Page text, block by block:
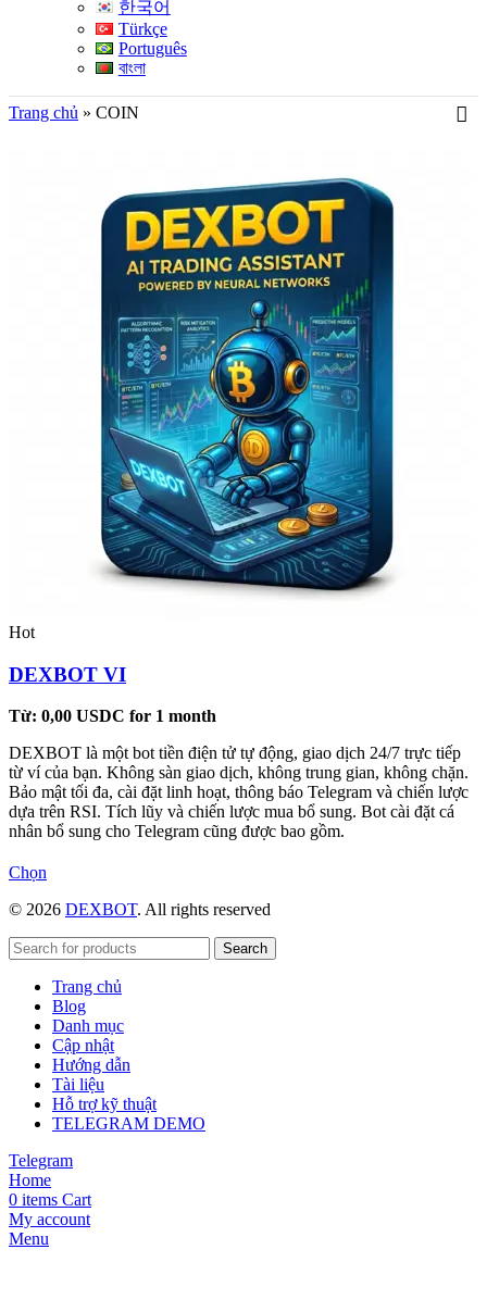
한국어
Türkçe
Português
বাংলা
Trang chủ » COIN
Hot
DEXBOT VI
Từ: 0,00 USDC for 1 month
DEXBOT là một bot tiền điện tử tự động, giao dịch 24/7 trực tiếp
từ ví của bạn. Không sàn giao dịch, không trung gian, không chặn.
Bảo mật tối đa, cài đặt linh hoạt, thông báo Telegram và chiến lược
dựa trên RSI. Tích lũy và chiến lược mua bổ sung. Bot cài đặt cá
nhân bổ sung cho Telegram cũng được bao gồm.
Chọn
này
nhiều
thể.
Các
tùy
chọn
có
thể
được
chọn
trang
sản
phẩm
© 2026 DEXBOT. All rights reserved
Search
Trang chủ
Blog
Danh mục
Cập nhật
Hướng dẫn
Tài liệu
Hỗ trợ kỹ thuật
TELEGRAM DEMO
Telegram
Home
0 items Cart
My account
Menu